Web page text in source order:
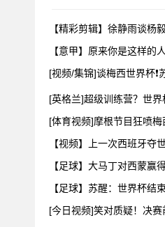
[英格兰]超级训练营？世界
【足球】大马丁对西蒙赢